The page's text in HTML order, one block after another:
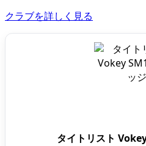
クラブを詳しく見る
タイトリスト